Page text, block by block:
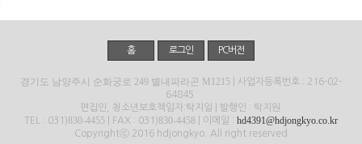
홈 로그인 PC버전
경기도 남양주시 순화궁로 249 별내파라곤 M1215 | 사업자등록번호 : 216-02-
64845
편집인, 청소년보호책임자:탁지일 | 발행인 : 탁지원
TEL : 031)830-4455 | FAX : 031)830-4458 | 이메일 : hd4391@hdjongkyo.co.kr
Copyrightⓒ 2016 hdjongkyo. All right reserved